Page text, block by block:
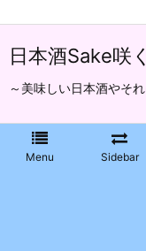
日本酒Sake咲
～美味しい日本酒やそ
Menu Sidebar